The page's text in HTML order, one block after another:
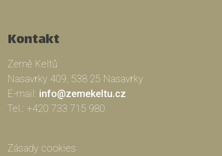
Kontakt
Země Keltů
Nasavrky 409, 538 25 Nasavrky
E-mail: info@zemekeltu.cz
Tel.: +420 733 715 980
Zásady cookies